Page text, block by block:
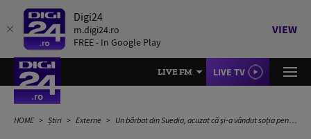
Digi24
m.digi24.ro
FREE - In Google Play
VIEW
LIVE FM LIVE TV
HOME Știri Externe Un bărbat din Suedia, acuzat că și-a vândut soția pentru servicii sexuale către peste 120 de bărbați